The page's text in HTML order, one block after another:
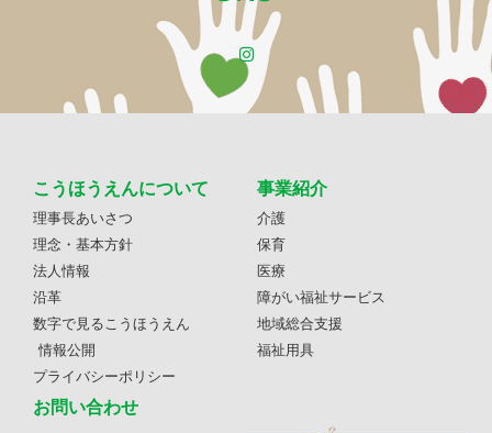
こうほうえんについて
理事長あいさつ
理念・基本方針
法人情報
沿革
数字で見るこうほうえん
情報公開
プライバシーポリシー
お問い合わせ
事業紹介
介護
保育
医療
障がい福祉サービス
地域総合支援
福祉用具